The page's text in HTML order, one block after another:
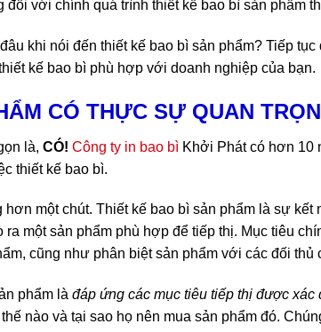
đối với chính quá trình thiết kế bao bì sản phẩm
khi nói đến thiết kế bao bì sản phẩm? Tiếp
kế bao bì phù hợp với doanh nghiệp của bạn.
CÓ THỰC SỰ QUAN
là,CÓ! Công ty in bao bì Khởi Phát có hơn 10
thiết kế bao bì.
một chút. Thiết kế bao bì sản phẩm là sự
một sản phẩm phù hợp để tiếp thị. Mục tiêu
cũng như phân biệt sản phẩm với các đối thủ
phẩm làđáp ứng các mục tiêu tiếp thị được
nào và tại sao họ nên mua sản phẩm đó.